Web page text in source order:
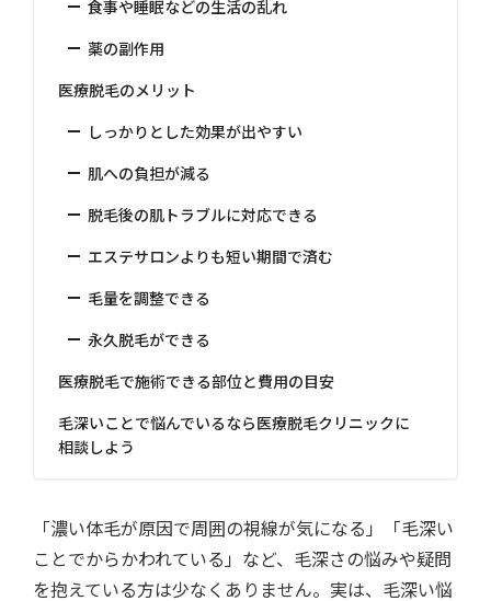
食事や睡眠などの生活の乱れ
薬の副作用
医療脱毛のメリット
しっかりとした効果が出やすい
肌への負担が減る
脱毛後の肌トラブルに対応できる
エステサロンよりも短い期間で済む
毛量を調整できる
永久脱毛ができる
医療脱毛で施術できる部位と費用の目安
毛深いことで悩んでいるなら医療脱毛クリニックに
相談しよう
「濃い体毛が原因で周囲の視線が気になる」「毛深い
ことでからかわれている」など、毛深さの悩みや疑問
を抱えている方は少なくありません。実は、毛深い悩